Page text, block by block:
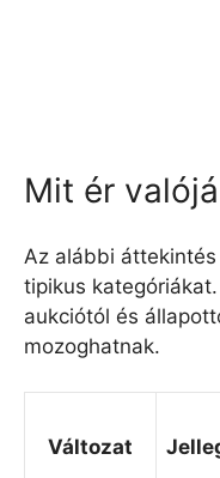
Mit ér
Az alábbi
tipikus
aukciótól és
mozoghatnak.
Változat